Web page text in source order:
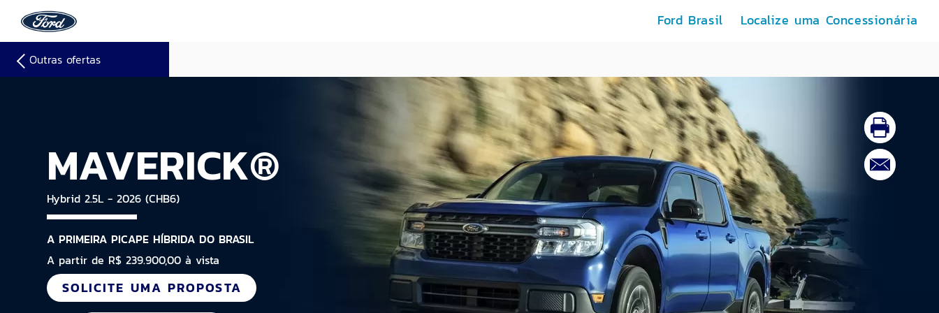
Ford Brasil Localize uma Concessionária
Outras ofertas
MAVERICK®
Hybrid 2.5L - 2026 (CHB6)
A PRIMEIRA PICAPE HÍBRIDA DO BRASIL
A partir de R$ 239.900,00 à vista
SOLICITE UMA PROPOSTA